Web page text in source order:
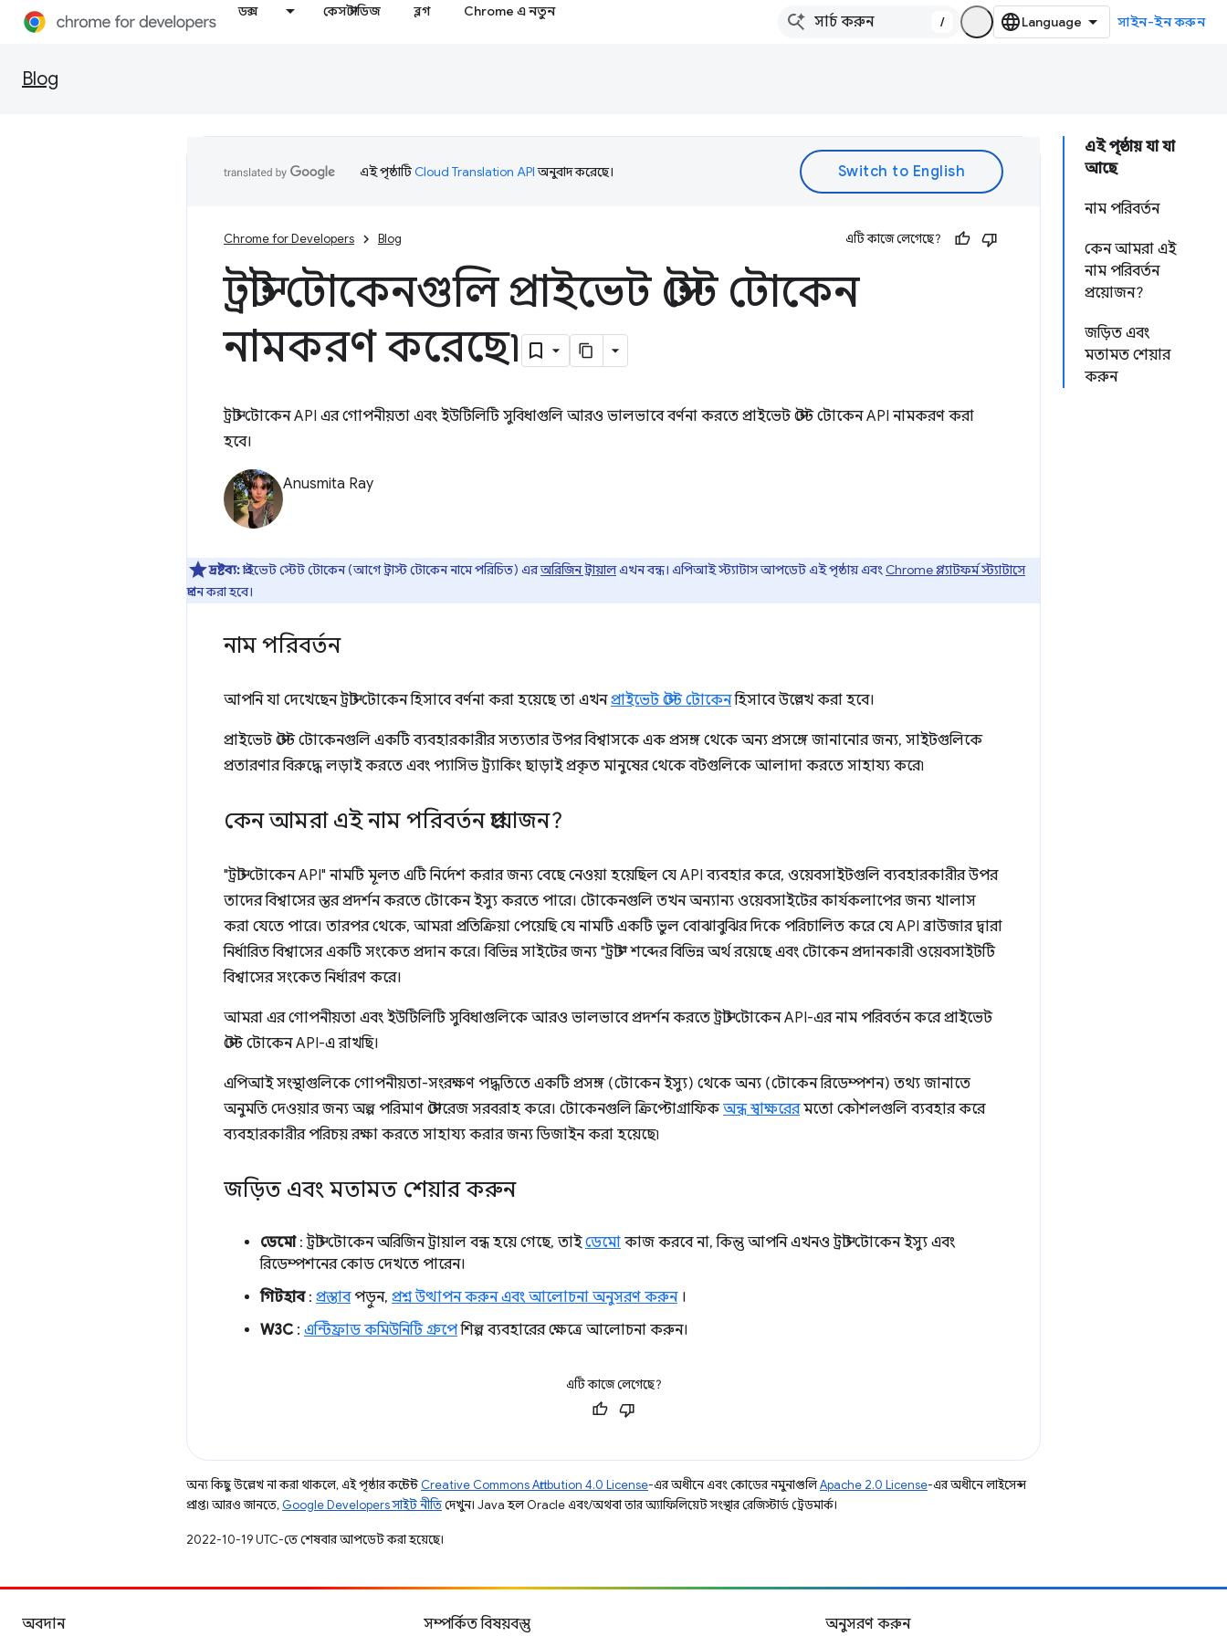
ডক্স কেস স্টাডিজ ব্লগ Chrome এ নতুন
/ সাইন-ইন করুন
Blog
এই পৃষ্ঠায় যা যা
আছে
নাম পরিবর্তন
কেন আমরা এই
নাম পরিবর্তন
প্রয়োজন?
জড়িত এবং
মতামত শেয়ার
করুন
এই পৃষ্ঠাটিCloud Translation APIঅনুবাদ করেছে।
Chrome for Developers Blog এটি কাজে লেগেছে?
ট্রাস্ট টোকেনগুলি প্রাইভেট স্টেট টোকেন
নামকরণ করেছে৷
ট্রাস্ট টোকেন API এর গোপনীয়তা এবং ইউটিলিটি সুবিধাগুলি আরও ভালভাবে বর্ণনা করতে প্রাইভেট স্টেট টোকেন API নামকরণ করা
হবে।
Anusmita Ray
দ্রষ্টব্য:প্রাইভেট স্টেট টোকেন (আগে ট্রাস্ট টোকেন নামে পরিচিত) এরঅরিজিন ট্রায়ালএখন বন্ধ। এপিআই স্ট্যাটাস আপডেট এই পৃষ্ঠায় এবং Chrome প্ল্যাটফর্ম স্ট্যাটাসে
প্রদান করা হবে।
নাম পরিবর্তন
আপনি যা দেখেছেন ট্রাস্ট টোকেন হিসাবে বর্ণনা করা হয়েছে তা এখনপ্রাইভেট স্টেট টোকেনহিসাবে উল্লেখ করা হবে।
প্রাইভেট স্টেট টোকেনগুলি একটি ব্যবহারকারীর সত্যতার উপর বিশ্বাসকে এক প্রসঙ্গ থেকে অন্য প্রসঙ্গে জানানোর জন্য, সাইটগুলিকে
প্রতারণার বিরুদ্ধে লড়াই করতে এবং প্যাসিভ ট্র্যাকিং ছাড়াই প্রকৃত মানুষের থেকে বটগুলিকে আলাদা করতে সাহায্য করে৷
কেন আমরা এই নাম পরিবর্তন প্রয়োজন?
"ট্রাস্ট টোকেন API" নামটি মূলত এটি নির্দেশ করার জন্য বেছে নেওয়া হয়েছিল যে API ব্যবহার করে, ওয়েবসাইটগুলি ব্যবহারকারীর উপর
তাদের বিশ্বাসের স্তর প্রদর্শন করতে টোকেন ইস্যু করতে পারে। টোকেনগুলি তখন অন্যান্য ওয়েবসাইটের কার্যকলাপের জন্য খালাস
করা যেতে পারে। তারপর থেকে, আমরা প্রতিক্রিয়া পেয়েছি যে নামটি একটি ভুল বোঝাবুঝির দিকে পরিচালিত করে যে API ব্রাউজার দ্বারা
নির্ধারিত বিশ্বাসের একটি সংকেত প্রদান করে। বিভিন্ন সাইটের জন্য "ট্রাস্ট" শব্দের বিভিন্ন অর্থ রয়েছে এবং টোকেন প্রদানকারী ওয়েবসাইটটি
বিশ্বাসের সংকেত নির্ধারণ করে।
আমরা এর গোপনীয়তা এবং ইউটিলিটি সুবিধাগুলিকে আরও ভালভাবে প্রদর্শন করতে ট্রাস্ট টোকেন API-এর নাম পরিবর্তন করে প্রাইভেট
স্টেট টোকেন API-এ রাখছি।
এপিআই সংস্থাগুলিকে গোপনীয়তা-সংরক্ষণ পদ্ধতিতে একটি প্রসঙ্গ (টোকেন ইস্যু) থেকে অন্য (টোকেন রিডেম্পশন) তথ্য জানাতে
অনুমতি দেওয়ার জন্য অল্প পরিমাণ স্টোরেজ সরবরাহ করে। টোকেনগুলি ক্রিপ্টোগ্রাফিকঅন্ধ স্বাক্ষরেরমতো কৌশলগুলি ব্যবহার করে
ব্যবহারকারীর পরিচয় রক্ষা করতে সাহায্য করার জন্য ডিজাইন করা হয়েছে৷
জড়িত এবং মতামত শেয়ার করুন
ডেমো: ট্রাস্ট টোকেন অরিজিন ট্রায়াল বন্ধ হয়ে গেছে, তাইডেমো কাজ করবে না, কিন্তু আপনি এখনও ট্রাস্ট টোকেন ইস্যু এবং
রিডেম্পশনের কোড দেখতে পারেন।
গিটহাব: প্রস্তাবপড়ুন, প্রশ্ন উত্থাপন করুন এবং আলোচনা অনুসরণ করুন।
W3C : এন্টিফ্রাড কমিউনিটি গ্রুপেশিল্প ব্যবহারের ক্ষেত্রে আলোচনা করুন।
এটি কাজে লেগেছে?
অন্য কিছু উল্লেখ না করা থাকলে, এই পৃষ্ঠার কন্টেন্ট Creative Commons Attribution 4.0 License-এর অধীনে এবং কোডের নমুনাগুলিApache 2.0 License-এর অধীনে লাইসেন্স
প্রাপ্ত। আরও জানতে, Google Developers সাইট নীতিদেখুন। Java হল Oracle এবং/অথবা তার অ্যাফিলিয়েট সংস্থার রেজিস্টার্ড ট্রেডমার্ক।
2022-10-19 UTC-তে শেষবার আপডেট করা হয়েছে।
অবদান সম্পর্কিত বিষয়বস্তু অনুসরণ করুন